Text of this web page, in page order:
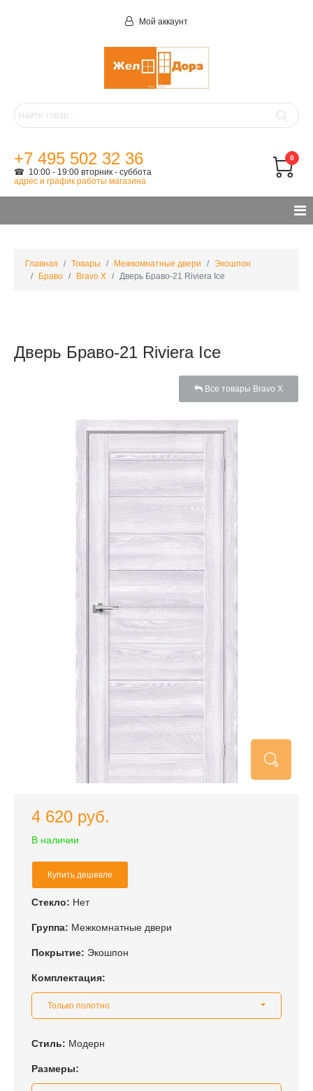
Мой аккаунт
+7 495 502 32 36
☎ 10:00 - 19:00 вторник - суббота
адрес и график работы магазина
0
Главная Товары Межкомнатные двери
Экошпон
Браво
Bravo X Дверь Браво-21 Riviera Ice
Дверь Браво-21 Riviera Ice
Все товары Bravo X
4 620 руб.
В наличии
Купить дешевле
Стекло: Нет
Группа: Межкомнатные двери
Покрытие: Экошпон
Комплектация:
Только полотно
Стиль: Модерн
Размеры: